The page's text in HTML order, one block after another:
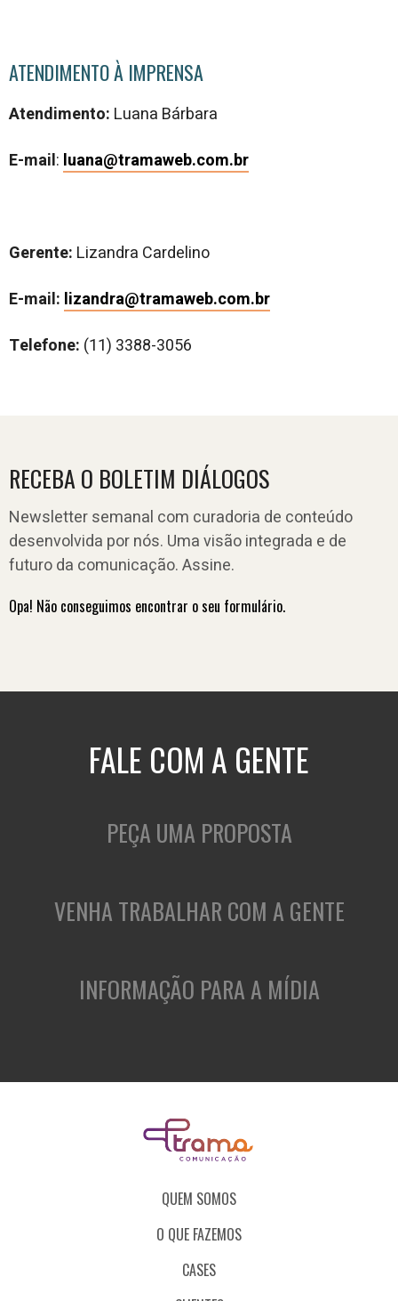
ATENDIMENTO À IMPRENSA
Atendimento: Luana Bárbara
E-mail: luana@tramaweb.com.br
Gerente: Lizandra Cardelino
E-mail: lizandra@tramaweb.com.br
Telefone: (11) 3388-3056
RECEBA O BOLETIM DIÁLOGOS
Newsletter semanal com curadoria de conteúdo
desenvolvida por nós. Uma visão integrada e de
futuro da comunicação. Assine.
Opa! Não conseguimos encontrar o seu formulário.
FALE COM A GENTE
PEÇA UMA PROPOSTA
VENHA TRABALHAR COM A GENTE
INFORMAÇÃO PARA A MÍDIA
QUEM SOMOS
O QUE FAZEMOS
CASES